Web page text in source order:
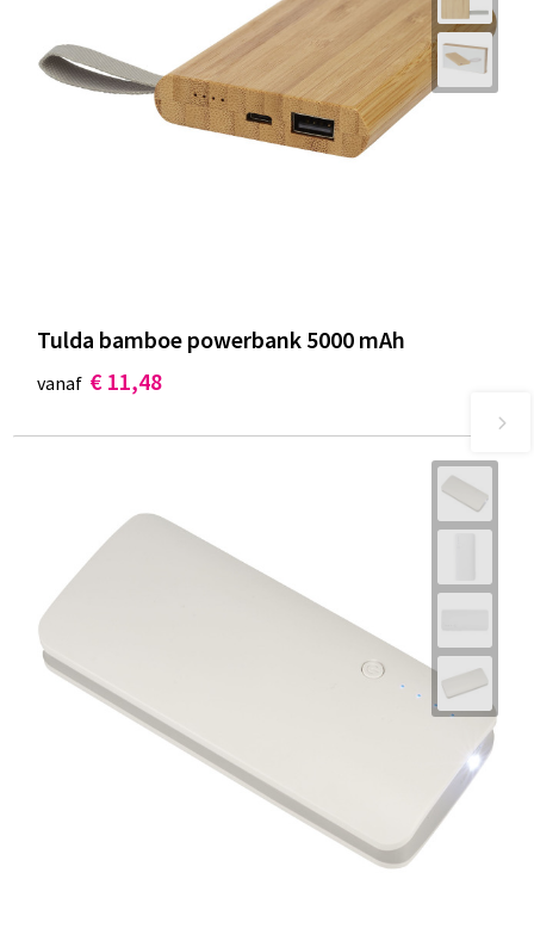
Tulda bamboe powerbank 5000 mAh
vanaf € 11,48